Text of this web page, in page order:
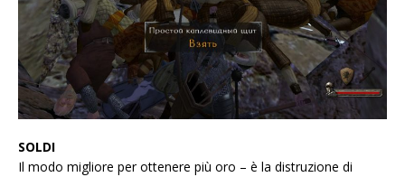
SOLDI
Il modo migliore per ottenere più oro – è la distruzione di